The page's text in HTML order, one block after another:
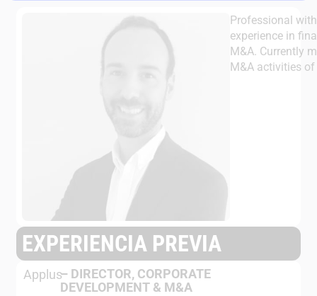
Professional
experience in
M&A. Currently
M&A activities
EXPERIENCIA PREVIA
Applus– DIRECTOR, CORPORATE
DEVELOPMENT & M&A